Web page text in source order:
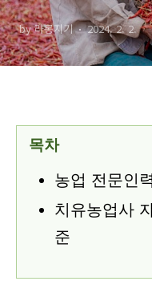
by 라롱지기 2024. 2. 2.
목차
농업 전문인
치유농업사
준